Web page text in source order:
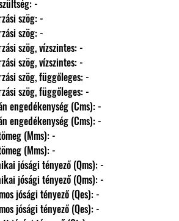
feszültség: -
Lesugárzási szög: -
Lesugárzási szög: -
Lesugárzási szög, vízszintes: -
Lesugárzási szög, vízszintes: -
Lesugárzási szög, függőleges: -
Lesugárzási szög, függőleges: -
Membrán engedékenység (Cms): -
Membrán engedékenység (Cms): -
Mozgó tömeg (Mms): -
Mozgó tömeg (Mms): -
Mechanikai jósági tényező (Qms): -
Mechanikai jósági tényező (Qms): -
Elektromos jósági tényező (Qes): -
Elektromos jósági tényező (Qes): -